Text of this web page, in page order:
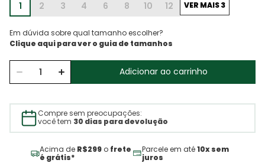
1 2 3 4 6 8 10 12 VER MAIS 3
Em dúvida sobre qual tamanho escolher?
Adicionar ao carrinho
Compre sem preocupações:
você tem 30 dias para devolução
Acima de R$299 o frete
é grátis*
Parcele em até10x sem
juros